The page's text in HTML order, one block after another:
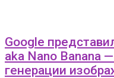
Google
aka Nano Banana
генерации